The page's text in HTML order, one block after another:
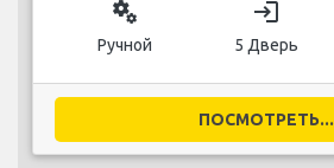
miscellaneous_services
Ручной
login
5 Дверь
ПОСМОТРЕТЬ...